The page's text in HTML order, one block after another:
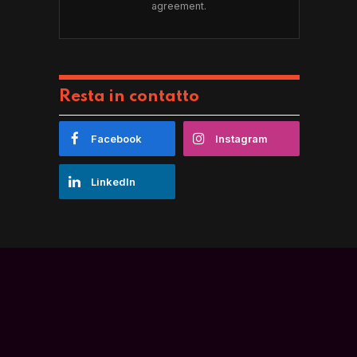
agreement.
Resta in contatto
Facebook Instagram
LinkedIn